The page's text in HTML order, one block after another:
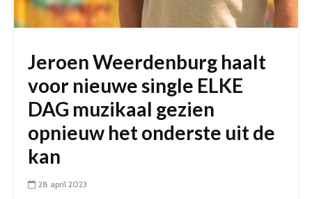
Jeroen Weerdenburg haalt
voor nieuwe single ELKE
DAG muzikaal gezien
opnieuw het onderste uit de
kan
28 april 2023